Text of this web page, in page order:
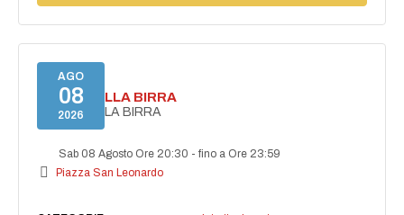
AGO
08
2026
FESTA DELLA BIRRA
FESTA DELLA BIRRA
Sab 08 Agosto Ore 20:30 -fino a Ore 23:59
Piazza San Leonardo